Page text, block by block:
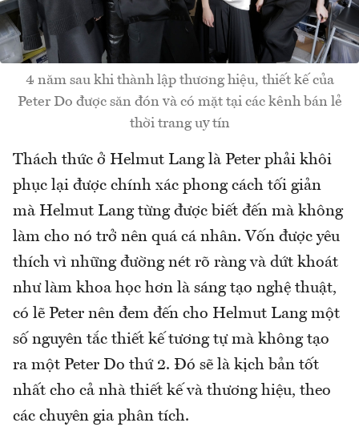
4 năm sau khi thành lập thương hiệu, thiết kế của
Peter Do được săn đón và có mặt tại các kênh bán lẻ
thời trang uy tín
Thách thức ở Helmut Lang là Peter phải khôi
phục lại được chính xác phong cách tối giản
mà Helmut Lang từng được biết đến mà không
làm cho nó trở nên quá cá nhân. Vốn được yêu
thích vì những đường nét rõ ràng và dứt khoát
như làm khoa học hơn là sáng tạo nghệ thuật,
có lẽ Peter nên đem đến cho Helmut Lang một
số nguyên tắc thiết kế tương tự mà không tạo
ra một Peter Do thứ 2. Đó sẽ là kịch bản tốt
nhất cho cả nhà thiết kế và thương hiệu, theo
các chuyên gia phân tích.